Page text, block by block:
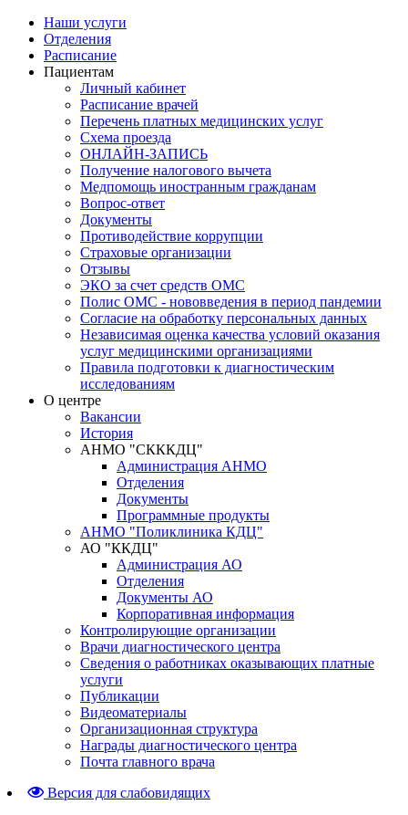
Наши услуги
Отделения
Расписание
Пациентам
Личный кабинет
Расписание врачей
Перечень платных медицинских услуг
Схема проезда
ОНЛАЙН-ЗАПИСЬ
Получение налогового вычета
Медпомощь иностранным гражданам
Вопрос-ответ
Документы
Противодействие коррупции
Страховые организации
Отзывы
ЭКО за счет средств ОМС
Полис ОМС - нововведения в период пандемии
Согласие на обработку персональных данных
Независимая оценка качества условий оказания
услуг медицинскими организациями
Правила подготовки к диагностическим
исследованиям
О центре
Вакансии
История
АНМО "СКККДЦ"
Администрация АНМО
Отделения
Документы
Программные продукты
АНМО "Поликлиника КДЦ"
АО "ККДЦ"
Администрация АО
Отделения
Документы АО
Корпоративная информация
Контролирующие организации
Врачи диагностического центра
Сведения о работниках оказывающих платные
услуги
Публикации
Видеоматериалы
Организационная структура
Награды диагностического центра
Почта главного врача
Версия для слабовидящих